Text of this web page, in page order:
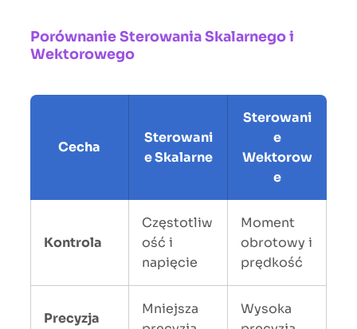
Porównanie Sterowania Skalarnego i
Wektorowego
Cecha
Sterowani
e Skalarne
Sterowani
e
Wektorow
e
Kontrola
Częstotliw
ość i
napięcie
Moment
obrotowy i
prędkość
Precyzja
Mniejsza
Wysoka